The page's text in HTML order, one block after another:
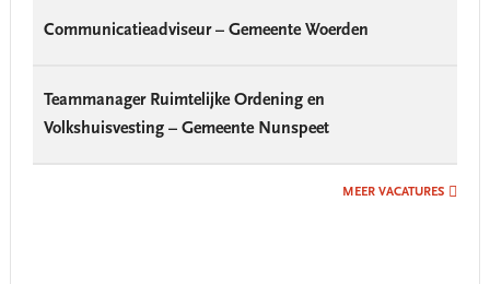
Communicatieadviseur – Gemeente Woerden
Teammanager Ruimtelijke Ordening en
Volkshuisvesting – Gemeente Nunspeet
MEER VACATURES